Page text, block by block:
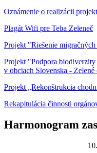
Oznámenie o realizácii
Plagát Wifi pre Teba Zeleneč
Projekt "Riešenie
Projekt "Podpora
v obciach Slovenska - Zelené
Projekt „Rekonštrukcia
Rekapitulácia činnosti
Harmonogram